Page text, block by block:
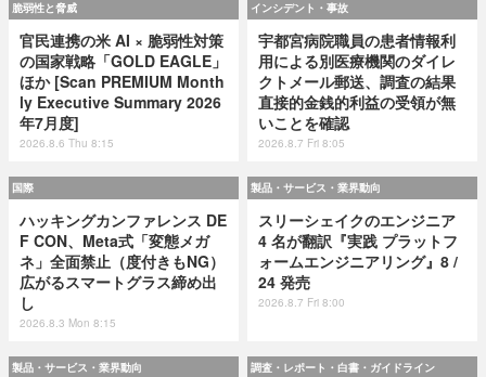
脆弱性と脅威
官民連携の米 AI × 脆弱性対策
の国家戦略「GOLD EAGLE」
ほか [Scan PREMIUM Month
ly Executive Summary 2026
年7月度]
2026.8.6 Thu 8:15
インシデント・事故
宇都宮病院職員の患者情報利
用による別医療機関のダイレ
クトメール郵送、調査の結果
直接的金銭的利益の受領が無
いことを確認
2026.8.7 Fri 8:05
国際
ハッキングカンファレンス DE
F CON、Meta式「変態メガ
ネ」全面禁止（度付きもNG）
広がるスマートグラス締め出
し
2026.8.3 Mon 8:15
製品・サービス・業界動向
スリーシェイクのエンジニア
4 名が翻訳『実践 プラットフ
ォームエンジニアリング』8 /
24 発売
2026.8.7 Fri 8:00
製品・サービス・業界動向 調査・レポート・白書・ガイドライン